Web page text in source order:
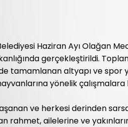
Haziran Ayı Olağan
gerçekleştirildi.
tamamlanan altyapı ve spor
yönelik
ve herkesi derinden
rahmet, ailelerine ve